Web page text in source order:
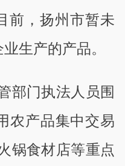
前，扬州市暂未
生产的产品。
部门执法人员围
农产品集中交易
锅食材店等重点